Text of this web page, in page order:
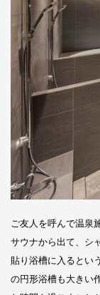
ご友人を呼んで温泉
サウナから出て、シ
貼り浴槽に入るとい
の円形浴槽も大きい